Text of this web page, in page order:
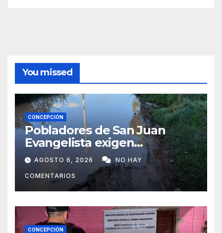
You missed
CONCEPCIÓN
Pobladores de San Juan
Evangelista exigen
reparación urgente de
caminos vecinales
AGOSTO 6, 2026 NO HAY
COMENTARIOS
CONCEPCIÓN